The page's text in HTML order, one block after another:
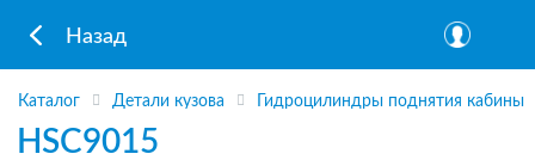
Назад
Каталог Детали кузова Гидроцилиндры поднятия кабины
HSC9015